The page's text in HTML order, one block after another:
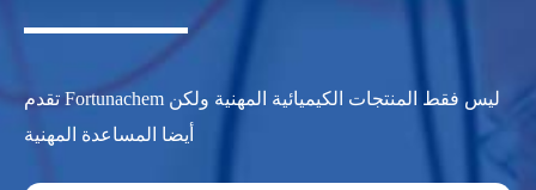
تقدم Fortunachem ليس فقط المنتجات الكيميائية المهنية ولكن
أيضا المساعدة المهنية